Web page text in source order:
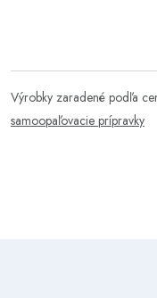
Výrobky zaradené podľa
samoopaľovacie prípravky